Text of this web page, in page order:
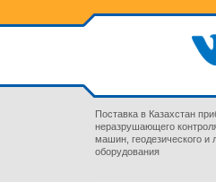
Поставка в Казахстан
неразрушающего
машин, геодезического и
оборудования